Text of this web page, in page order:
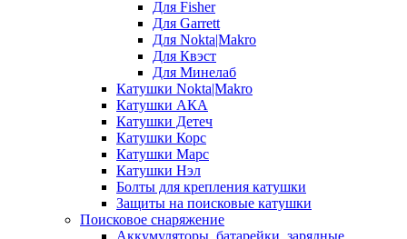
Для Fisher
Для Garrett
Для Nokta|Makro
Для Квэст
Для Минелаб
Катушки Nokta|Makro
Катушки АКА
Катушки Детеч
Катушки Корс
Катушки Марс
Катушки Нэл
Болты для крепления катушки
Защиты на поисковые катушки
Поисковое снаряжение
Аккумуляторы, батарейки, зарядные